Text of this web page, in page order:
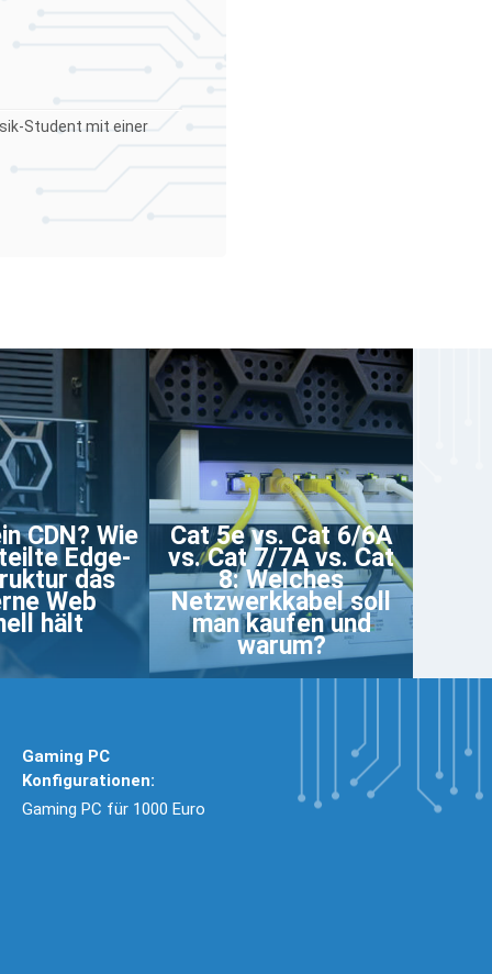
Student mit einer
CDN? Wie
Edge-
das
Web
hält
Cat 5e vs. Cat 6/6A
vs. Cat 7/7A vs. Cat
8: Welches
Netzwerkkabel soll
man kaufen und
warum?
Gaming PC
Konfigurationen:
Gaming PC für 1000 Euro